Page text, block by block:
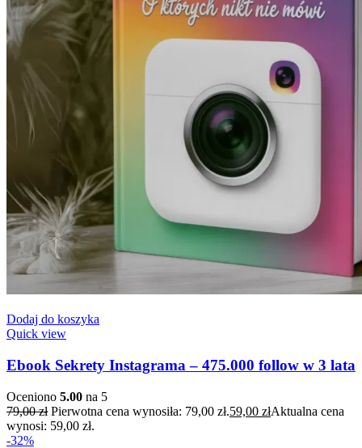
Dodaj do koszyka
Quick view
Ebook Sekrety Instagrama – 475.000 follow w 3 lata
Oceniono 5.00 na 5
79,00zł Pierwotna cena wynosiła: 79,00 zł.59,00 złAktualna cena
wynosi: 59,00 zł.
-32%